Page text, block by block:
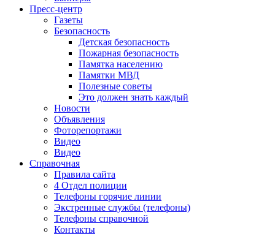
Пресс-центр
Газеты
Безопасность
Детская безопасность
Пожарная безопасность
Памятка населению
Памятки МВД
Полезные советы
Это должен знать каждый
Новости
Объявления
Фоторепортажи
Видео
Видео
Справочная
Правила сайта
4 Отдел полиции
Телефоны горячие линии
Экстренные службы (телефоны)
Телефоны справочной
Контакты